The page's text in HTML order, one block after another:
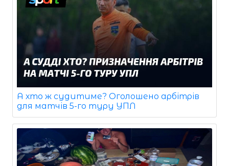
А хто ж судитиме? Оголошено арбітрів
для матчів 5-го туру УПЛ